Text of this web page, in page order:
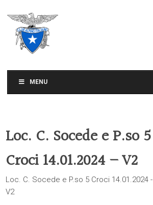
MENU
Loc. C. Socede e P.so 5
Croci 14.01.2024 – V2
Loc. C. Socede e P.so 5 Croci 14.01.2024 -
V2